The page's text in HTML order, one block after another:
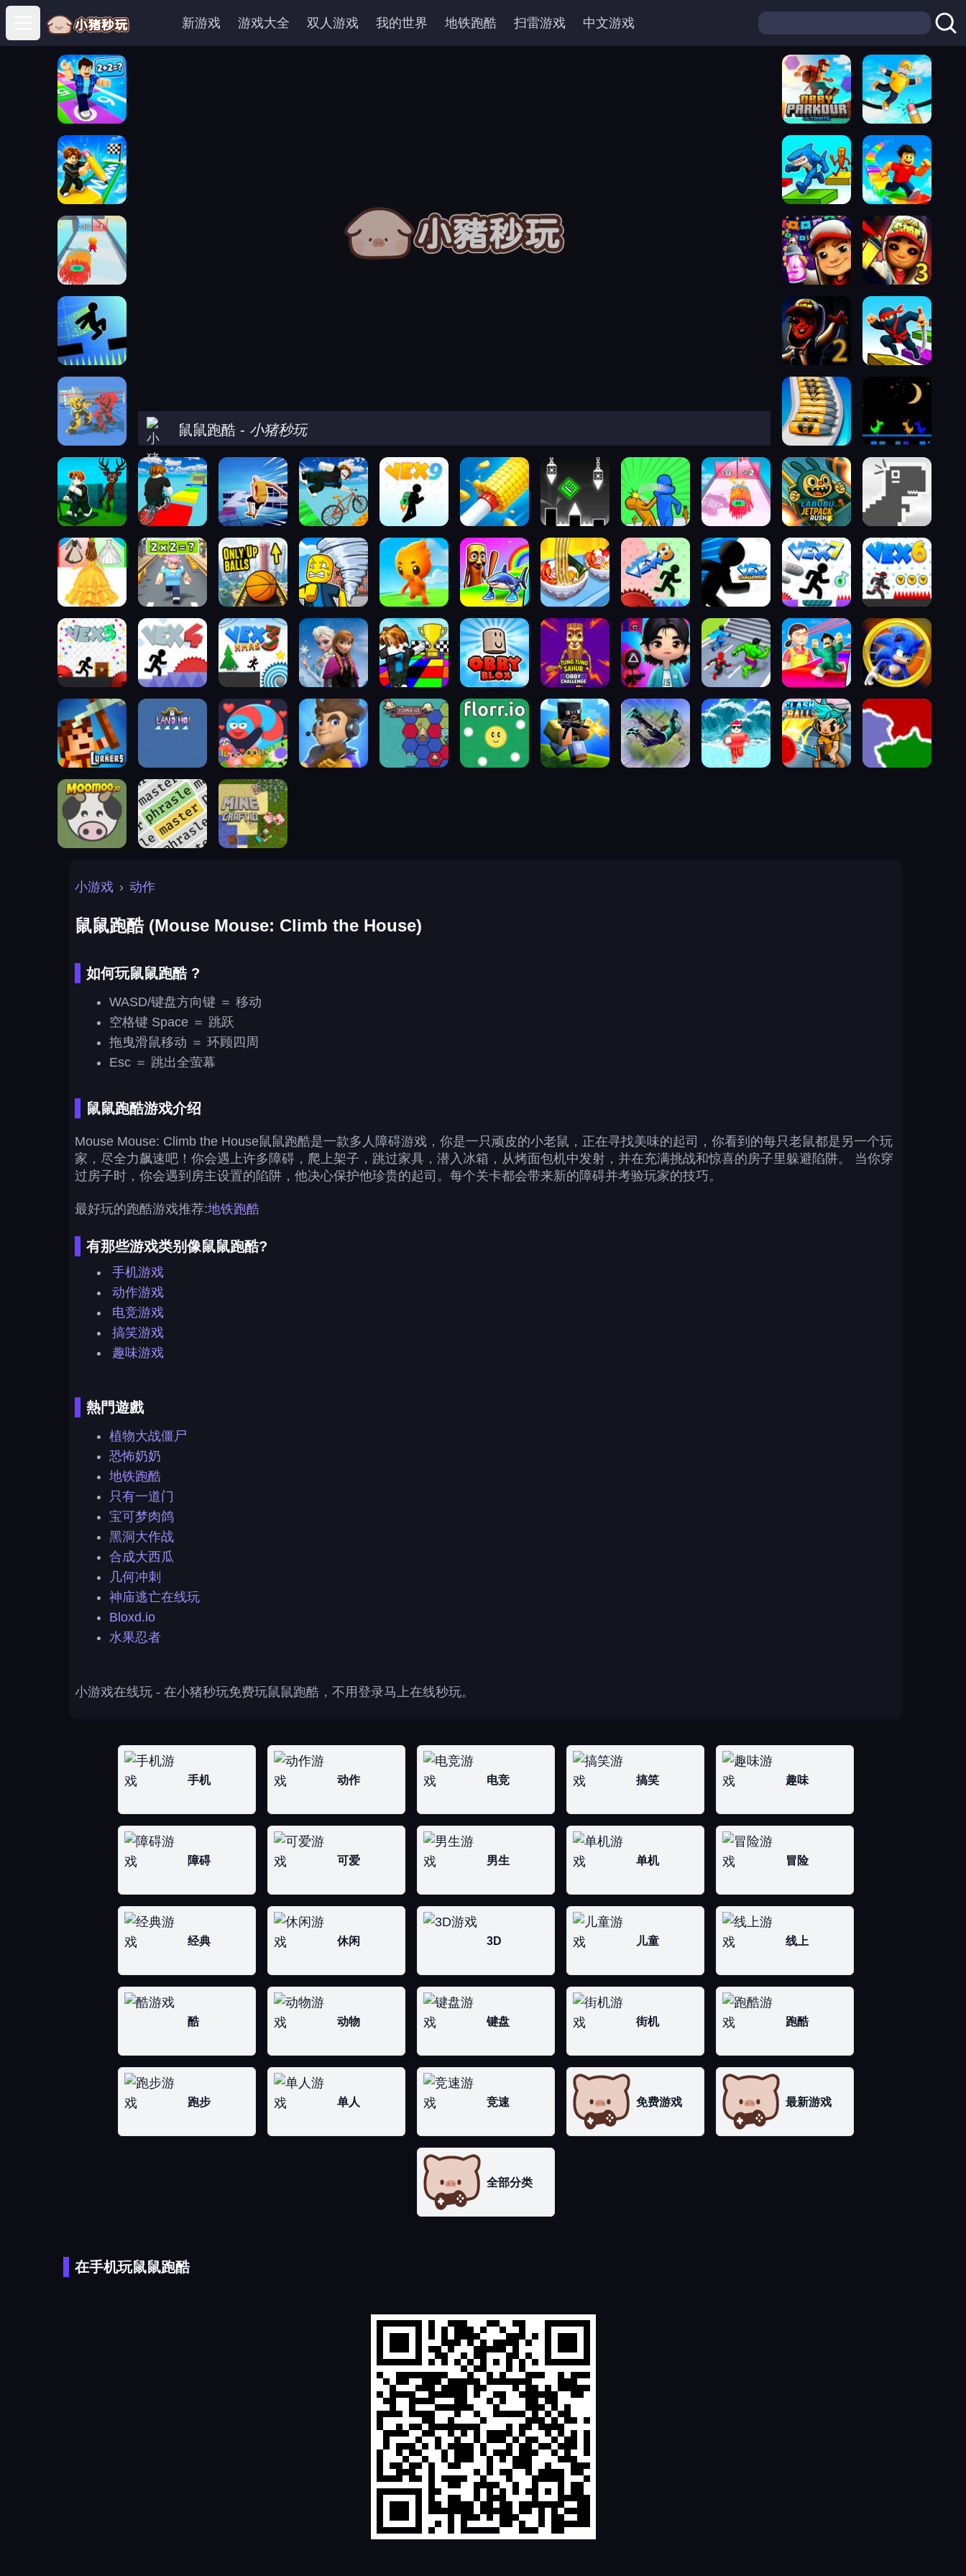
Open main menu
新游戏 游戏大全 双人游戏 我的世界 地铁跑酷 扫雷游戏 中文游戏
鼠鼠跑酷 - 小猪秒玩
小游戏 › 动作
鼠鼠跑酷 (Mouse Mouse: Climb the House)
如何玩鼠鼠跑酷 ?
WASD/键盘方向键 ＝ 移动
空格键 Space ＝ 跳跃
拖曳滑鼠移动 ＝ 环顾四周
Esc ＝ 跳出全萤幕
鼠鼠跑酷游戏介绍
Mouse Mouse: Climb the House鼠鼠跑酷是一款多人障碍游戏，你是一只顽皮的小老鼠，正在寻找美味的起司，你看到的每只老鼠都是另一个玩
家，尽全力飙速吧！你会遇上许多障碍，爬上架子，跳过家具，潜入冰箱，从烤面包机中发射，并在充满挑战和惊喜的房子里躲避陷阱。 当你穿
过房子时，你会遇到房主设置的陷阱，他决心保护他珍贵的起司。每个关卡都会带来新的障碍并考验玩家的技巧。
最好玩的跑酷游戏推荐:地铁跑酷
有那些游戏类别像鼠鼠跑酷?
手机游戏
动作游戏
电竞游戏
搞笑游戏
趣味游戏
熱門遊戲
植物大战僵尸
恐怖奶奶
地铁跑酷
只有一道门
宝可梦肉鸽
黑洞大作战
合成大西瓜
几何冲刺
神庙逃亡在线玩
Bloxd.io
水果忍者
小游戏在线玩 - 在小猪秒玩免费玩鼠鼠跑酷，不用登录马上在线秒玩。
手机 动作 电竞 搞笑 趣味
障碍 可爱 男生 单机 冒险
经典 休闲 3D 儿童 线上
酷 动物 键盘 街机 跑酷
跑步 单人 竞速 免费游戏 最新游戏
全部分类
在手机玩鼠鼠跑酷